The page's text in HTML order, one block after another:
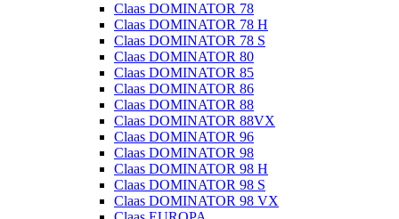
Claas DOMINATOR 78
Claas DOMINATOR 78 H
Claas DOMINATOR 78 S
Claas DOMINATOR 80
Claas DOMINATOR 85
Claas DOMINATOR 86
Claas DOMINATOR 88
Claas DOMINATOR 88VX
Claas DOMINATOR 96
Claas DOMINATOR 98
Claas DOMINATOR 98 H
Claas DOMINATOR 98 S
Claas DOMINATOR 98 VX